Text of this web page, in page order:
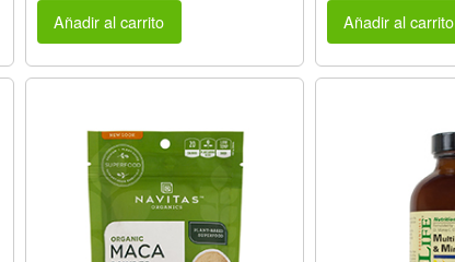
Añadir al carrito Añadir al carrito